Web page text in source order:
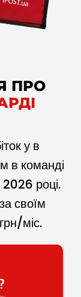
ПРО
у в
в команді
2026 році.
своїм
грн/міс.